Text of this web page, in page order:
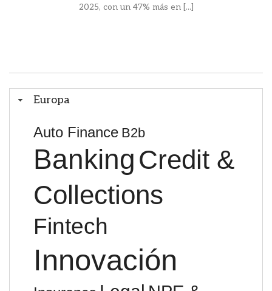
Europa
Auto Finance B2b
Banking Credit &
Collections
Fintech
Innovación
2025, con un 47% más en [...]